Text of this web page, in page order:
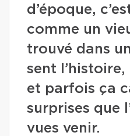
d’époque,
comme un
trouvé dans
sent
et parfois ça
surprises que
vues venir.